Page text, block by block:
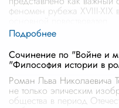
феномен рубежа XVIII-
Сочинение по "Войне и
"Философия истории в
Роман Льва Николаевича
не только эпическим
общества в период